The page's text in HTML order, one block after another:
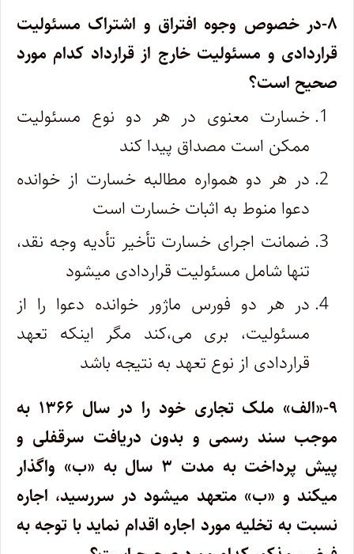
۸-در خصوص وجوه افتراق و اشتراک مسئولیت
قراردادی و مسئولیت خارج از قرارداد کدام مورد
صحیح است؟
خسارت معنوی در هر دو نوع مسئولیت
ممکن است مصداق پیدا کند
در هر دو همواره مطالبه خسارت از خوانده
دعوا منوط به اثبات خسارت است
ضمانت اجرای خسارت تأخیر تأدیه وجه نقد،
تنها شامل مسئولیت قراردادی میشود
در هر دو فورس ماژور خوانده دعوا را از
مسئولیت، بری می،کند مگر اینکه تعهد
قراردادی از نوع تعهد به نتیجه باشد
۹-«الف» ملک تجاری خود را در سال ۱۳۶۶ به
موجب سند رسمی و بدون دریافت سرقفلی و
پیش پرداخت به مدت ۳ سال به «ب» واگذار
میکند و «ب» متعهد میشود در سررسید، اجاره
نسبت به تخلیه مورد اجاره اقدام نماید با توجه به